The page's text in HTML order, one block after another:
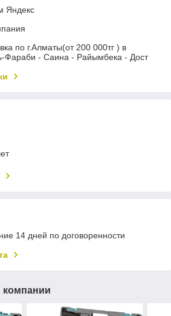
Яндекс
по г.Алматы(от 200 000тг ) в
Фараби - Саина - Райымбека - Дост
14 дней по договоренности